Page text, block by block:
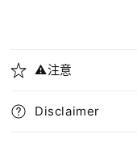
⚠️注意
Disclaimer